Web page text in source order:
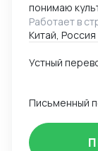
понимаю
опыт работы
ВЭД,
Работает в
Китай, Россия